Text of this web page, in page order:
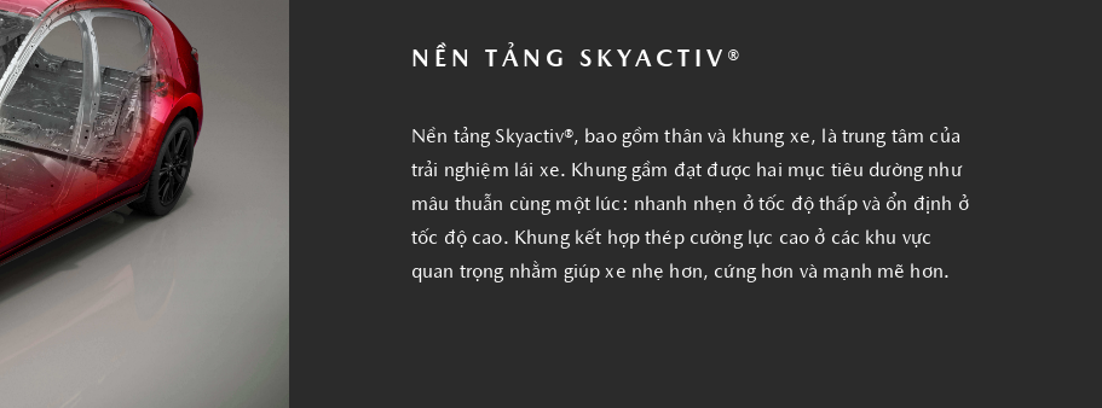
NỀN TẢNG SKYACTIV®
Nền tảng Skyactiv®, bao gồm thân và khung xe, là trung tâm của
trải nghiệm lái xe. Khung gầm đạt được hai mục tiêu dường như
mâu thuẫn cùng một lúc: nhanh nhẹn ở tốc độ thấp và ổn định ở
tốc độ cao. Khung kết hợp thép cường lực cao ở các khu vực
quan trọng nhằm giúp xe nhẹ hơn, cứng hơn và mạnh mẽ hơn.